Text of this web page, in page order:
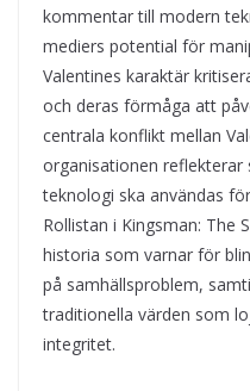
kommentar till modern
mediers potential för
Valentines karaktär
och deras förmåga att
centrala konflikt mellan
organisationen
teknologi ska användas
Rollistan i Kingsman: The
historia som varnar för
på samhällsproblem,
traditionella värden som
integritet.